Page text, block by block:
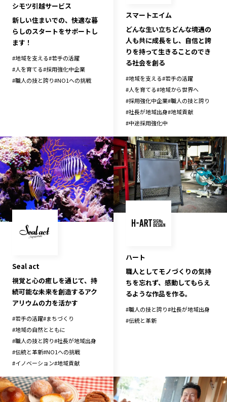
シモツ引越サービス
新しい住まいでの、快適な暮
らしのスタートをサポートし
ます！
#地域を支える#若手の活躍
#人を育てる#採用強化中企業
#職人の技と誇り#NO1への挑戦
スマートエイム
どんな生い立ちどんな境遇の
人も共に成長をし、自信と誇
りを持って生きることのでき
る社会を創る
#地域を支える#若手の活躍
#人を育てる#地域から世界へ
#採用強化中企業#職人の技と誇り
#社長が地域出身#地域貢献
#中途採用強化中
Seal act
視覚と心の癒しを通じて、持
続可能な未来を創造するアク
アリウムの力を活かす
#若手の活躍#まちづくり
#地域の自然とともに
#職人の技と誇り#社長が地域出身
#伝統と革新#NO1への挑戦
#イノベーション#地域貢献
ハート
職人としてモノづくりの気持
ちを忘れず、感動してもらえ
るような作品を作る。
#職人の技と誇り#社長が地域出身
#伝統と革新